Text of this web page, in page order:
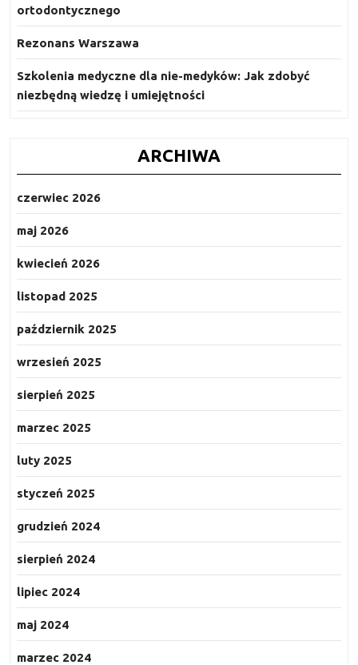
ortodontycznego
Rezonans Warszawa
Szkolenia medyczne dla nie-medyków: Jak zdobyć
niezbędną wiedzę i umiejętności
ARCHIWA
czerwiec 2026
maj 2026
kwiecień 2026
listopad 2025
październik 2025
wrzesień 2025
sierpień 2025
marzec 2025
luty 2025
styczeń 2025
grudzień 2024
sierpień 2024
lipiec 2024
maj 2024
marzec 2024